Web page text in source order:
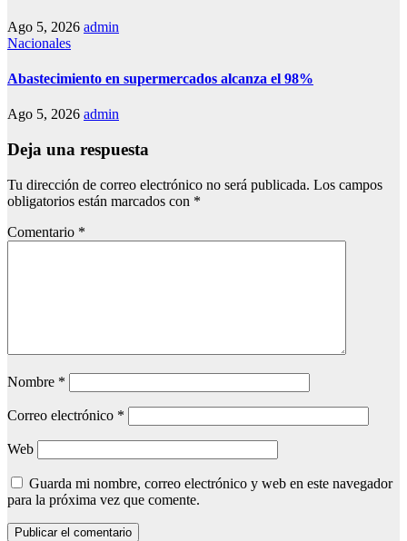
Ago 5, 2026 admin
Nacionales
Abastecimiento en supermercados alcanza el 98%
Ago 5, 2026 admin
Deja una respuesta
Tu dirección de correo electrónico no será publicada. Los campos
obligatorios están marcados con *
Comentario *
Nombre *
Correo electrónico *
Web
Guarda mi nombre, correo electrónico y web en este navegador
para la próxima vez que comente.